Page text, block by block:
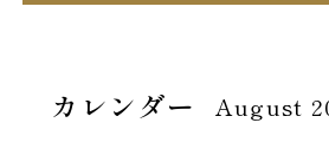
August